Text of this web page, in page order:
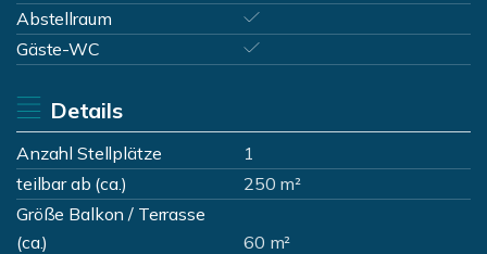
Abstellraum
Gäste-WC
Details
Anzahl Stellplätze
1
teilbar ab (ca.)
250 m²
Größe Balkon / Terrasse
(ca.)
60 m²